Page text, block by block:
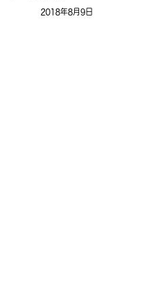
2018年8月9日